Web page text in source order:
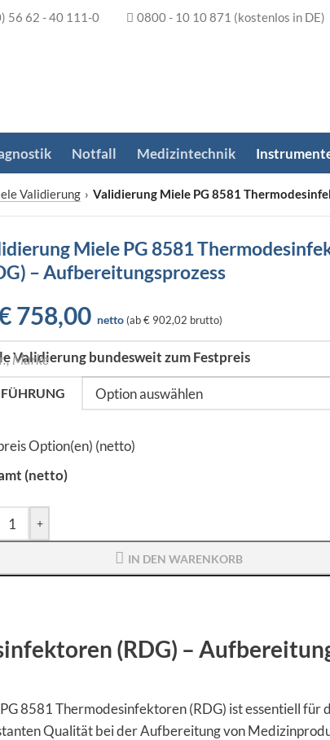
56 62 - 40 111-0 0800 - 10 10 871 (kostenlos in DE)
Notfall Medizintechnik
Validierung › Validierung Miele PG 8581
Miele PG 8581
– Aufbereitungsprozess
758,00 netto (ab€ 902,02 brutto)
Validierung bundesweit zum Festpreis
Option(en) (netto)
(netto)
+
IN DEN WARENKORB
(RDG) –
8581 Thermodesinfektoren (RDG) ist essentiell für
Qualität bei der Aufbereitung von